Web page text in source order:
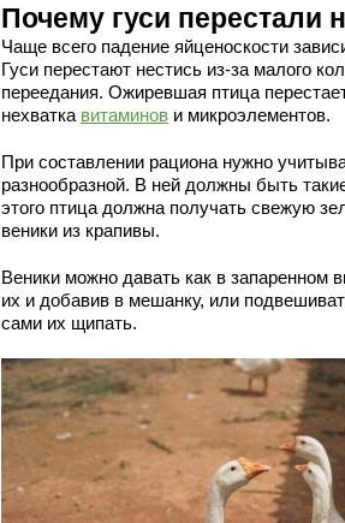
Почему гуси перестали
Чаще всего падение яйценоскости
Гуси перестают нестись из-за малого
переедания. Ожиревшая птица
нехватка витаминов и микроэлементов.
При составлении рациона нужно
разнообразной. В ней должны быть
этого птица должна получать свежую
веники из крапивы.
Веники можно давать как в запаренном
их и добавив в мешанку, или
сами их щипать.